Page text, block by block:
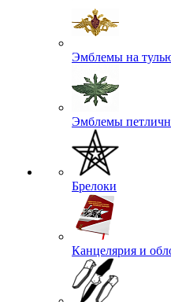
Эмблемы на
Эмблемы
Брелоки
Канцелярия и